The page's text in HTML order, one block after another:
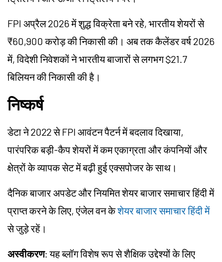
FPI अप्रैल 2026 में शुद्ध विक्रेता बने रहे, भारतीय शेयरों से
₹60,900 करोड़ की निकासी की। अब तक कैलेंडर वर्ष 2026
में, विदेशी निवेशकों ने भारतीय बाजारों से लगभग $21.7
बिलियन की निकासी की है।
निष्कर्ष
डेटा ने 2022 से FPI आवंटन पैटर्न में बदलाव दिखाया,
पारंपरिक बड़ी-कैप शेयरों में कम एकाग्रता और कंपनियों और
क्षेत्रों के व्यापक सेट में बढ़ी हुई एक्सपोजर के साथ।
दैनिक बाजार अपडेट और नियमित शेयर बाजार समाचार हिंदी में
प्राप्त करने के लिए, एंजेल वन केशेयर बाजार समाचार हिंदी में
से जुड़े रहें।
अस्वीकरण: यह ब्लॉग विशेष रूप से शैक्षिक उद्देश्यों के लिए